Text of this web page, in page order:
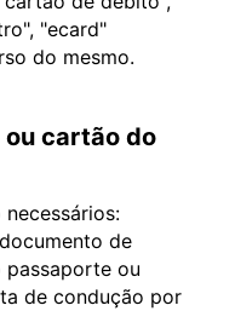
"ecard"
do mesmo.
cartão do
de
ou
de condução por